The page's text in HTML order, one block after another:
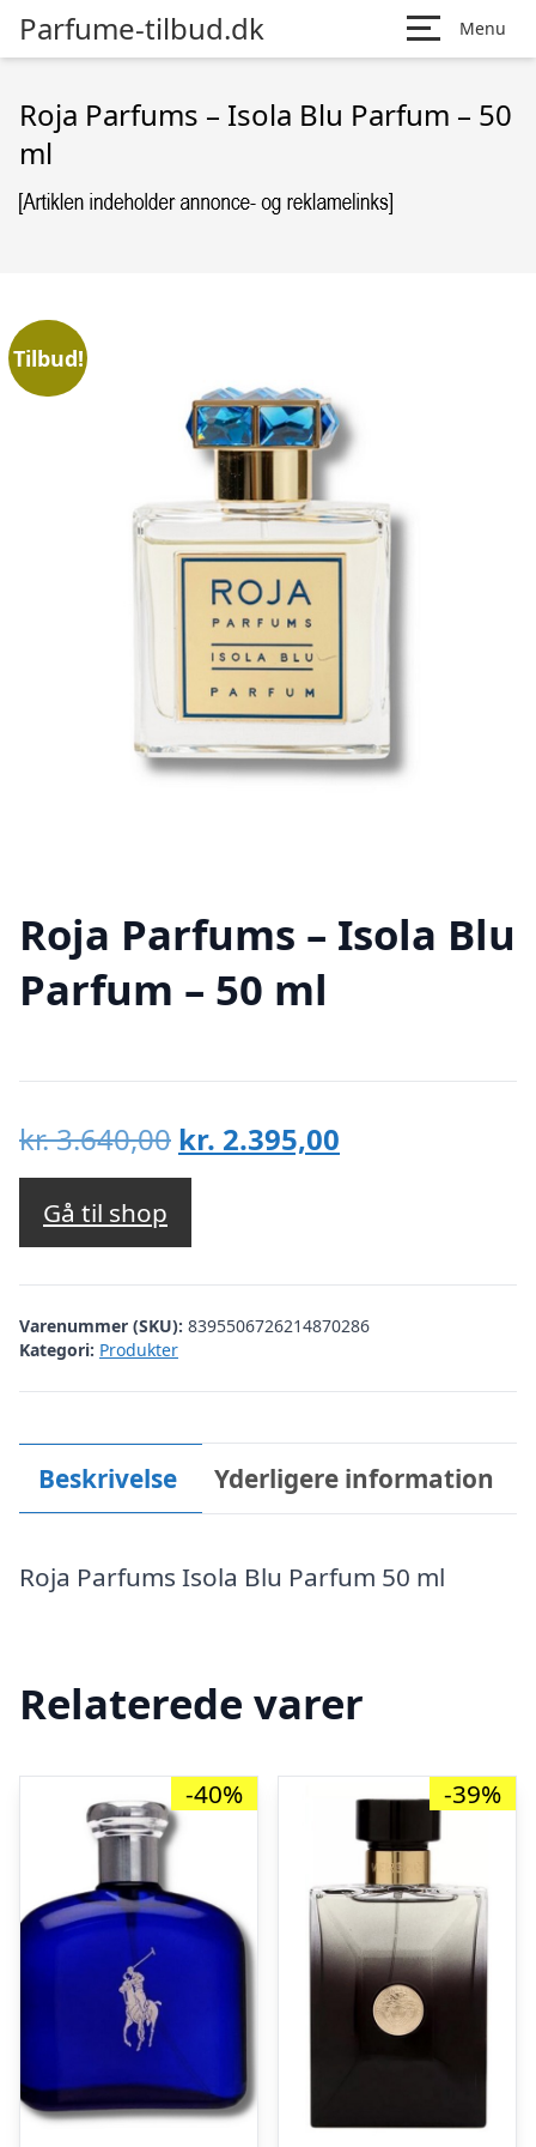
Parfume-tilbud.dk Menu
Roja Parfums – Isola Blu Parfum – 50
ml
Tilbud!
Roja Parfums – Isola Blu
Parfum – 50 ml
kr.3.640,00 Den
oprindelige
var:
kr. 3.640,00.
kr. 2.395,00
kr. 2.395,00.
Gå til shop
Varenummer (SKU): 8395506726214870286
Kategori: Produkter
Beskrivelse Yderligere information
Roja Parfums Isola Blu Parfum 50 ml
Relaterede varer
-40% -39%